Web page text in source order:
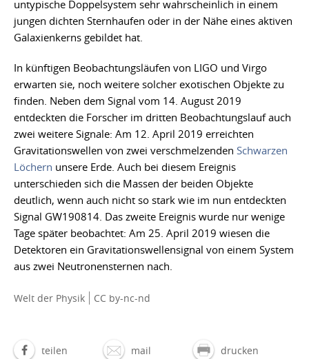
untypische Doppelsystem sehr wahrscheinlich in einem
jungen dichten Sternhaufen oder in der Nähe eines aktiven
Galaxienkerns gebildet hat.
In künftigen Beobachtungsläufen von LIGO und Virgo
erwarten sie, noch weitere solcher exotischen Objekte zu
finden. Neben dem Signal vom 14. August 2019
entdeckten die Forscher im dritten Beobachtungslauf auch
zwei weitere Signale: Am 12. April 2019 erreichten
Gravitationswellen von zwei verschmelzenden Schwarzen
Löchern unsere Erde. Auch bei diesem Ereignis
unterschieden sich die Massen der beiden Objekte
deutlich, wenn auch nicht so stark wie im nun entdeckten
Signal GW190814. Das zweite Ereignis wurde nur wenige
Tage später beobachtet: Am 25. April 2019 wiesen die
Detektoren ein Gravitationswellensignal von einem System
aus zwei Neutronensternen nach.
Welt der Physik CC by-nc-nd
teilen mail drucken